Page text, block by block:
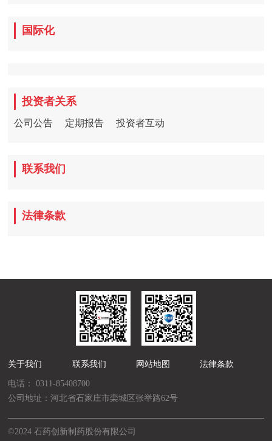
国际化
投资者关系
公司公告 定期报告 投资者互动
联系我们
法律条款
关于我们 联系我们 网站地图 法律条款
电话：0311-85408700
公司地址：河北省石家庄市栾城区张举路62号
©2024 石药创新制药股份有限公司